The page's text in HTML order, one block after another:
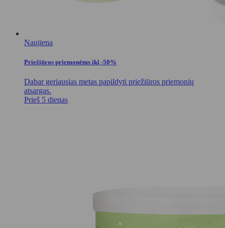
Naujiena
Priežiūros priemonėms iki -50%
Dabar geriausias metas papildyti priežiūros priemonių
atsargas.
Prieš 5 dienas